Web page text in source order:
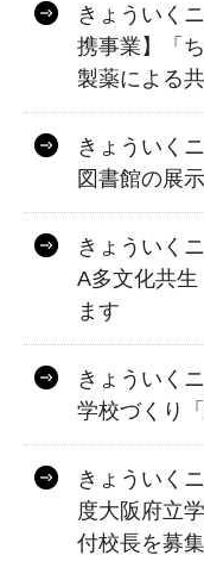
きょういく
携事業】「
製薬による
きょういく
図書館の展
きょういく
A多文化共
ます
きょういく
学校づくり
きょういく
度大阪府立
付校長を募集